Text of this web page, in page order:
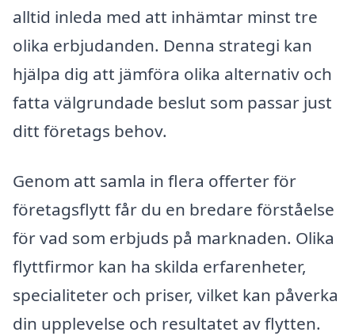
alltid inleda med att inhämtar minst tre
olika erbjudanden. Denna strategi kan
hjälpa dig att jämföra olika alternativ och
fatta välgrundade beslut som passar just
ditt företags behov.
Genom att samla in flera offerter för
företagsflytt får du en bredare förståelse
för vad som erbjuds på marknaden. Olika
flyttfirmor kan ha skilda erfarenheter,
specialiteter och priser, vilket kan påverka
din upplevelse och resultatet av flytten.